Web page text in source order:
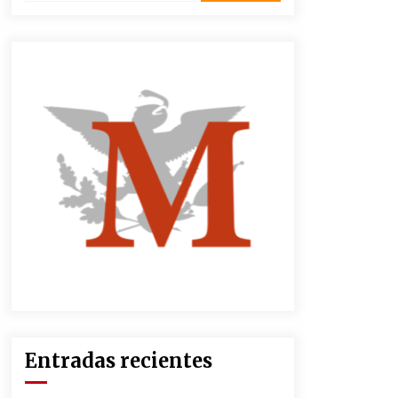
Zar antidrogas de EE.UU.: “vamos
por los políticos mexicanos que
protegen al narco”
2 meses atrás
México libraría posible arancel de
EE.UU. en 85% de sus exportaciones
Entradas recientes